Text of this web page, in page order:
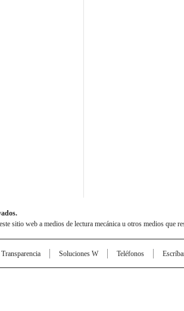
sitio web a medios de lectura mecánica u otros medios que
Transparencia Soluciones W Teléfonos